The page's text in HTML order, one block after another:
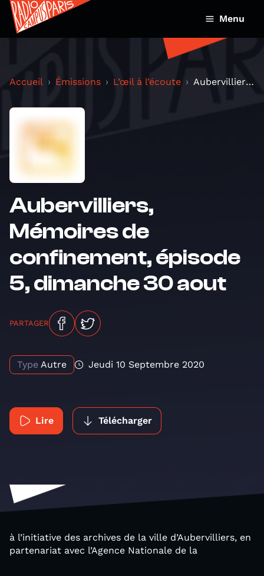
Menu
Accueil Émissions L’œil à l’écoute Aubervilliers, Mémoires de confinement, épisode 5,...
Aubervilliers,
Mémoires de
confinement, épisode
5, dimanche 30 aout
PARTAGER
Type Autre Jeudi 10 Septembre 2020
Lire Télécharger
à l’initiative des archives de la ville d’Aubervilliers, en
partenariat avec l’Agence Nationale de la